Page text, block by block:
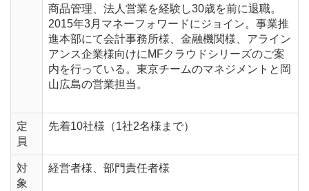
商品管理、法人営業を経験し30歳を前に退職。
2015年3月マネーフォワードにジョイン。事業推
進本部にて会計事務所様、金融機関様、アライン
アンス企業様向けにMFクラウドシリーズのご案
内を行っている。東京チームのマネジメントと岡
山広島の営業担当。
定
員
先着10社様（1社2名様まで）
対
象
経営者様、部門責任者様